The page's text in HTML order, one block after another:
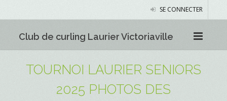
SE CONNECTER
Club de curling Laurier Victoriaville
TOURNOI LAURIER SENIORS
2025 PHOTOS DES